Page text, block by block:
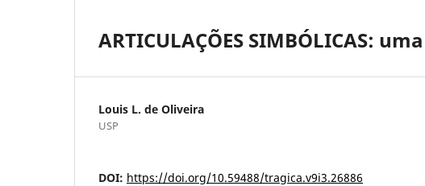
ARTICULAÇÕES SIMBÓLICAS:
Louis L. de Oliveira
USP
DOI: https://doi.org/10.59488/tragica.v9i3.26886